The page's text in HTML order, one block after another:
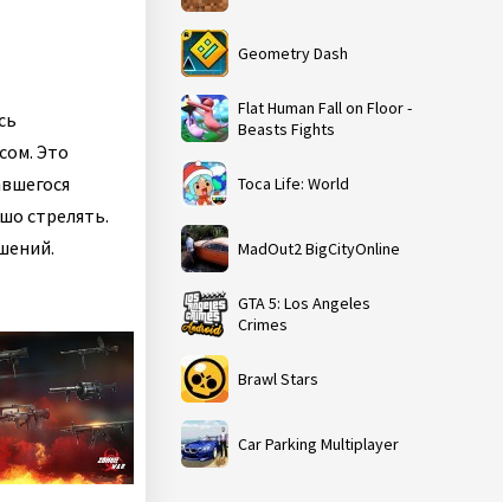
Geometry Dash
Flat Human Fall on Floor -
Beasts Fights
Toca Life: World
MadOut2 BigCityOnline
GTA 5: Los Angeles
Crimes
Brawl Stars
Car Parking Multiplayer
Это
стрелять.